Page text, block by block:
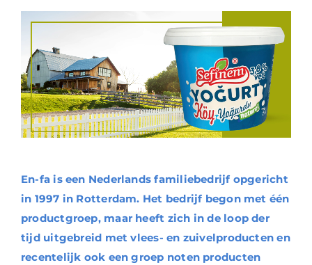
En-fa is een Nederlands familiebedrijf opgericht
in 1997 in Rotterdam. Het bedrijf begon met één
productgroep, maar heeft zich in de loop der
tijd uitgebreid met vlees- en zuivelproducten en
recentelijk ook een groep noten producten